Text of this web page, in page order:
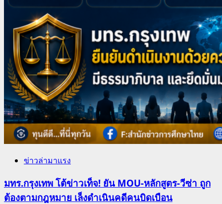
ข่าวล่ามาแรง
มทร.กรุงเทพ โต้ข่าวเท็จ! ยัน MOU-หลักสูตร-วีซ่า ถูก
ต้องตามกฎหมาย เล็งดำเนินคดีคนบิดเบือน